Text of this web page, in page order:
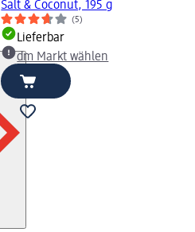
Salt & Coconut, 195 g
(5)
Lieferbar
dm Markt wählen